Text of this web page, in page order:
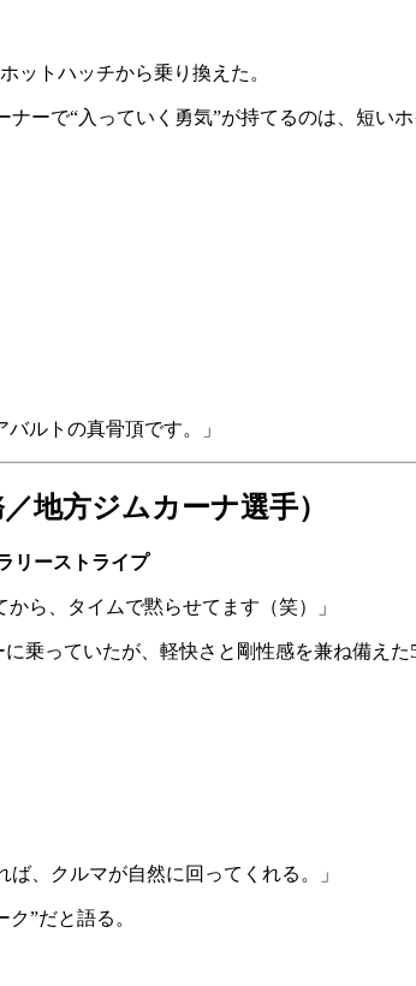
ットハッチから乗り換えた。
ーで“入っていく勇気”が持てるのは、短い
ルトの真骨頂です。」
地方ジムカーナ選手）
リーストライプ
ら、タイムで黙らせてます（笑）」
っていたが、軽快さと剛性感を兼ね備えた
ば、クルマが自然に回ってくれる。」
”だと語る。